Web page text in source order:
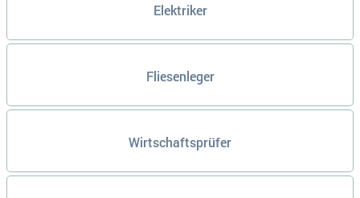
Elektriker
Fliesenleger
Wirtschaftsprüfer